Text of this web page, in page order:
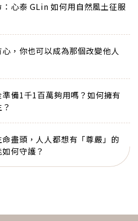
心泰 GLin 如何用自然風土征服
，你也可以成為那個改變他人
備1千1百萬夠用嗎？如何擁有
盡頭，人人都想有「尊嚴」的
何守護？